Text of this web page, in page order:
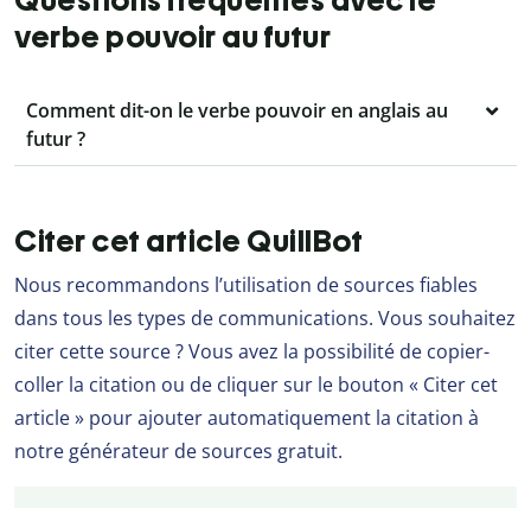
verbe pouvoir au futur
Comment dit-on le verbe pouvoir en anglais au
futur ?
Citer cet article QuillBot
Nous recommandons l’utilisation de sources fiables
dans tous les types de communications. Vous souhaitez
citer cette source ? Vous avez la possibilité de copier-
coller la citation ou de cliquer sur le bouton « Citer cet
article » pour ajouter automatiquement la citation à
notre générateur de sources gratuit.